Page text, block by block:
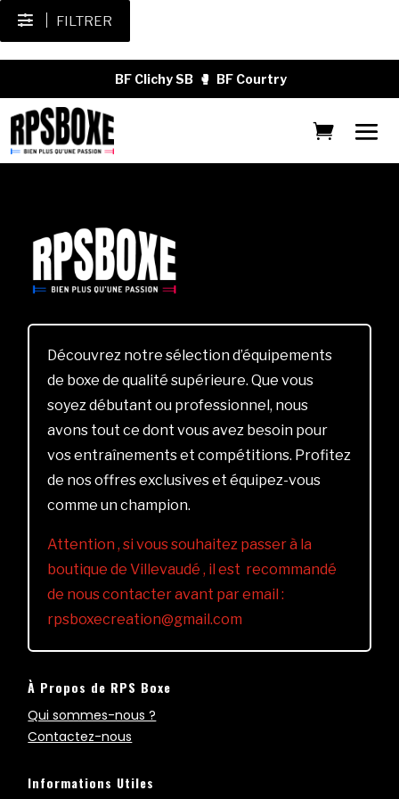
FILTRER
BF Clichy SB 🥊 BF Courtry
Découvrez notre sélection d’équipements
de boxe de qualité supérieure. Que vous
soyez débutant ou professionnel, nous
avons tout ce dont vous avez besoin pour
vos entraînements et compétitions. Profitez
de nos offres exclusives et équipez-vous
comme un champion.
Attention , si vous souhaitez passer à la
boutique de Villevaudé , il est recommandé
de nous contacter avant par email :
rpsboxecreation@gmail.com
À Propos de RPS Boxe
Qui sommes-nous ?
Contactez-nous
Informations Utiles